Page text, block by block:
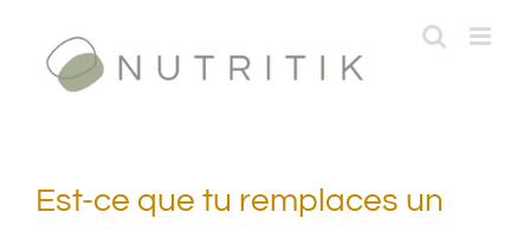
contenu
Est-ce que tu remplaces un